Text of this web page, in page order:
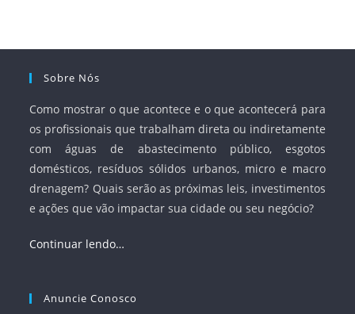
Sobre Nós
Como mostrar o que acontece e o que acontecerá para
os profissionais que trabalham direta ou indiretamente
com águas de abastecimento público, esgotos
domésticos, resíduos sólidos urbanos, micro e macro
drenagem? Quais serão as próximas leis, investimentos
e ações que vão impactar sua cidade ou seu negócio?
Continuar lendo…
Anuncie Conosco